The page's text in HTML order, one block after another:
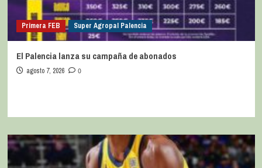
Primera FEB Super Agropal Palencia
El Palencia lanza su campaña de abonados
agosto 7, 2026 0